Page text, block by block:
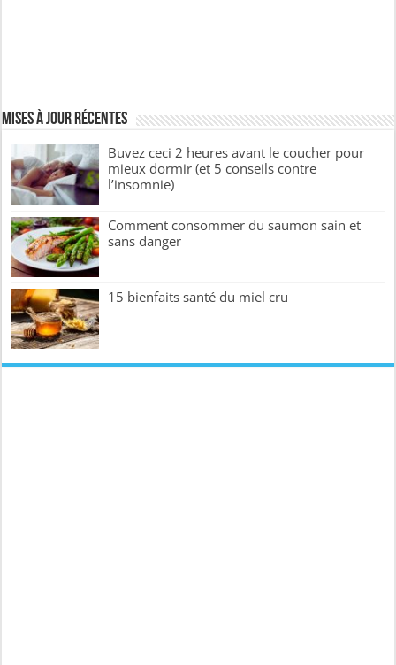
Mises à jour récentes
Buvez ceci 2 heures avant le coucher pour
mieux dormir (et 5 conseils contre
l’insomnie)
Comment consommer du saumon sain et
sans danger
15 bienfaits santé du miel cru